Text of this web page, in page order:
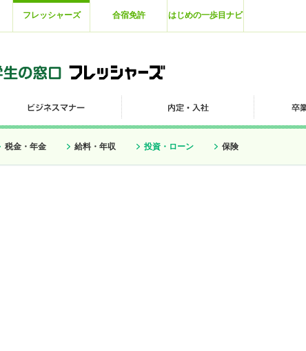
フレッシャーズ 合宿免許 はじめの一歩目ナビ
税金・年金 給料・年収 投資・ローン 保険